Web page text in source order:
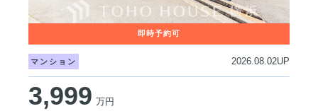
マンション 2026.08.02UP
3,999 万円